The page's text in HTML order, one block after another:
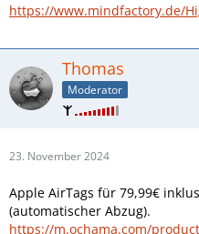
https://www.mindfactory.de/
Thomas
Moderator
23. November 2024
Apple AirTags für 79,99€
(automatischer Abzug).
https://m.ochama.com/